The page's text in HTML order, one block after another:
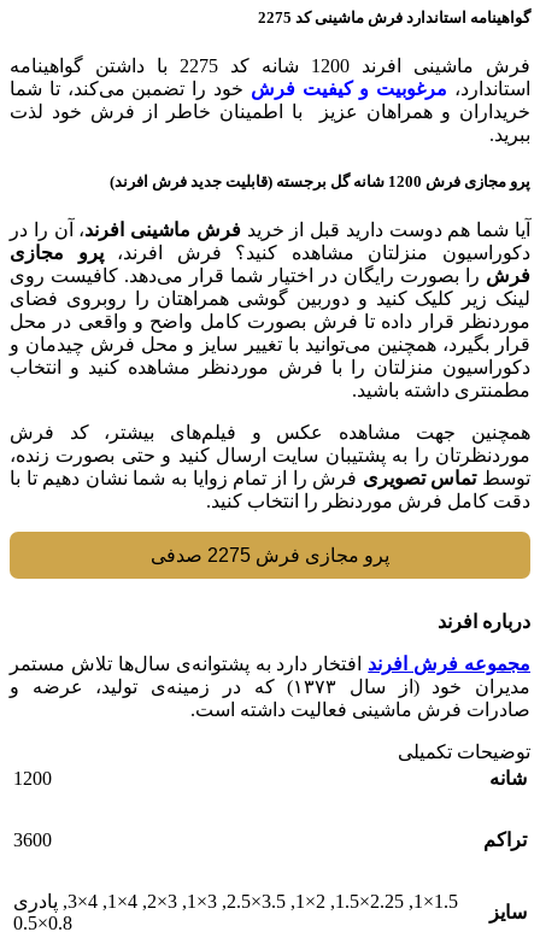
گواهینامه استاندارد فرش ماشینیکد 2275
فرش ماشینی افرند 1200 شانه کد 2275 با داشتن گواهینامه
استاندارد، مرغوبیت و کیفیت فرش خود را تضمبن می‌کند، تا شما
خریداران و همراهان عزیز با اطمینان خاطر از فرش خود لذت
ببرید.
پرو مجازی فرش 1200 شانه گل برجسته (قابلیت جدید فرش افرند)
آیا شما هم دوست دارید قبل از خریدفرش ماشینی افرند، آن را در
دکوراسیون منزلتان مشاهده کنید؟ فرش افرند،پرو مجازی
فرش را بصورت رایگان در اختیار شما قرار می‌دهد. کافیست روی
لینک زیر کلیک کنید و دوربین گوشی همراهتان را روبروی فضای
موردنظر قرار داده تا فرش بصورت کامل واضح و واقعی در محل
قرار بگیرد، همچنین می‌توانید با تغییر سایز و محل فرش چیدمان و
دکوراسیون منزلتان را با فرش موردنظر مشاهده کنید و انتخاب
مطمنتری داشته باشید.
همچنین جهت مشاهده عکس و فیلم‌های بیشتر، کد فرش
موردنظرتان را به پشتیبان سایت ارسال کنید و حتی بصورت زنده،
توسطتماس تصویری فرش را از تمام زوایا به شما نشان دهیم تا با
دقت کامل فرش موردنظر را انتخاب کنید.
پرو مجازی فرش 2275 صدفی
درباره افرند
مجموعه فرش افرند افتخار دارد به پشتوانه‌ی سال‌ها تلاش مستمر
مدیران خود (از سال ۱۳۷۳) که در زمینه‌ی تولید، عرضه و
صادرات فرش ماشینی فعالیت داشته است.
توضیحات تکمیلی
شانه
1200
تراکم 3600
سایز
1.5×1
,
2.25×1.5
,
2×1
,
3.5×2.5
,
3×1
,
3×2
,
4×1
,
4×3
, پادری
0.8×0.5